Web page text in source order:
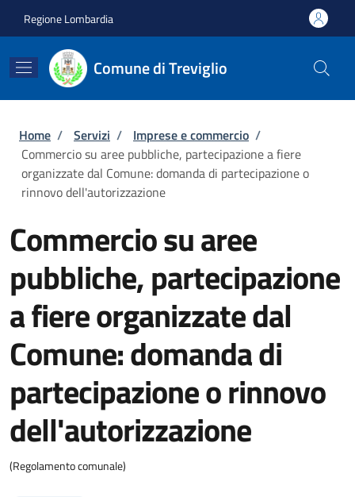
Regione Lombardia
Comune di Treviglio
Briciole di pane
Home / Servizi / Imprese e commercio /
Commercio su aree pubbliche, partecipazione a fiere
organizzate dal Comune: domanda di partecipazione o
rinnovo dell'autorizzazione
Commercio su aree
pubbliche, partecipazione
a fiere organizzate dal
Comune: domanda di
partecipazione o rinnovo
dell'autorizzazione
(Regolamento comunale)